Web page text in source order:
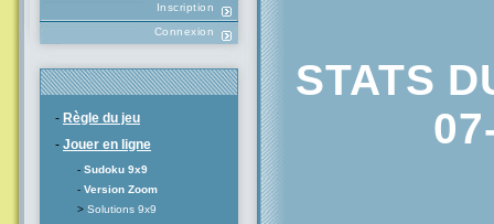
Inscription
Connexion
- Règle du jeu
- Jouer en ligne
- Sudoku 9x9
- Version Zoom
> Solutions 9x9
STATS